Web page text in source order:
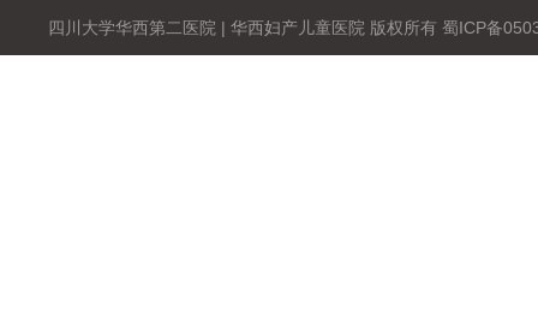
四川大学华西第二医院 | 华西妇产儿童医院 版权所有 蜀ICP备